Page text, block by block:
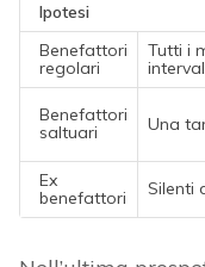
Ipotesi
Benefattori
regolari
Tutti i
Benefattori
saltuari
Una
Ex
benefattori
Silenti